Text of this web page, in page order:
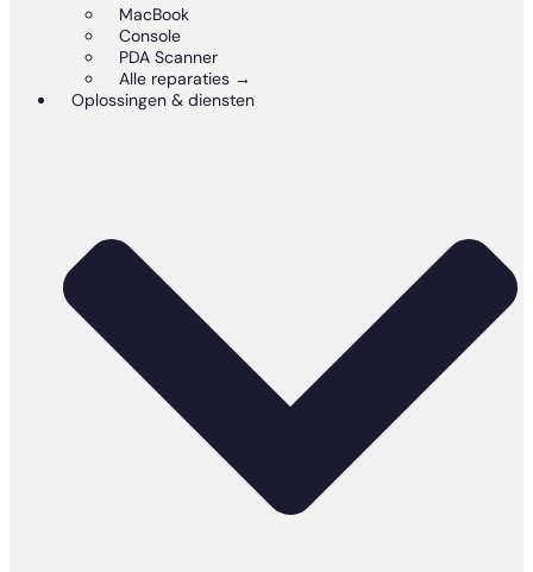
MacBook
Console
PDA Scanner
Alle reparaties →
Oplossingen & diensten